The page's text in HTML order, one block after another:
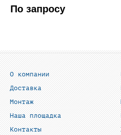
По запросу
О компании
Доставка
Монтаж
Наша площадка
Контакты